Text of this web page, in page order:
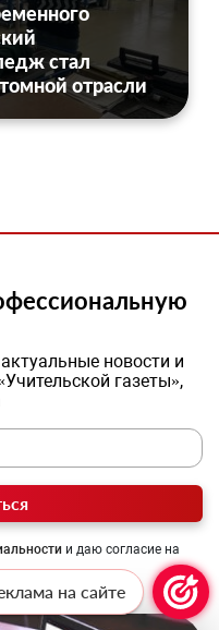
стал
отрасли
новости и
газеты»,
и даю согласие на
на сайте